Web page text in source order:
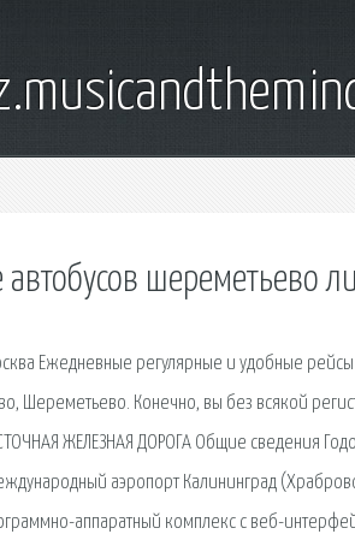
автобусов шереметьево
Ежедневные регулярные и удобные
Шереметьево. Конечно, вы без всякой
ЖЕЛЕЗНАЯ ДОРОГА Общие сведения
аэропорт Калининград
аппаратный комплекс с веб-